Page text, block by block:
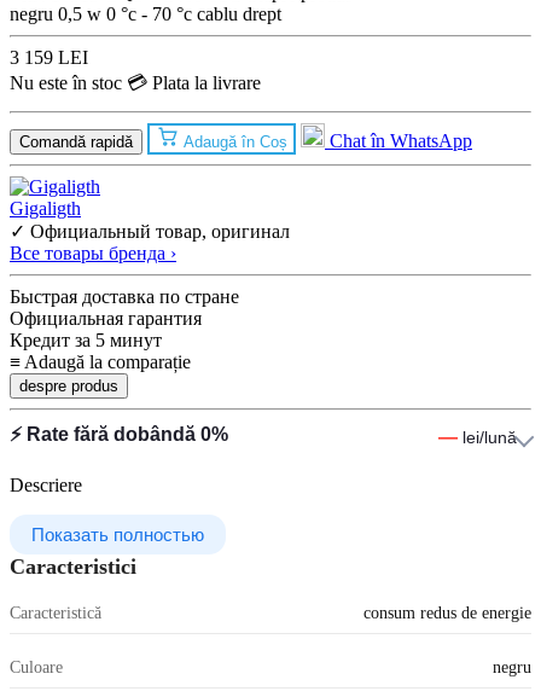
negru 0,5 w 0 °c - 70 °c cablu drept
3 159 LEI
Nu este în stoc 💳 Plata la livrare
Comandă rapidă Adaugă în Coș Chat în WhatsApp
Gigaligth
✓ Официальный товар, оригинал
Все товары бренда ›
Быстрая доставка по стране
Официальная гарантия
Кредит за 5 минут
≡ Adaugă la comparație
despre produs
⚡ Rate fără dobândă 0% — lei/lună
Descriere
Показать полностью
Caracteristici
Caracteristică consum redus de energie
Culoare negru